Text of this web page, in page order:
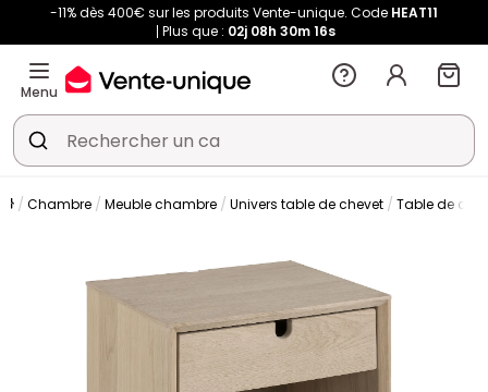
-11% dès 400€ sur les produits Vente-unique. Code HEAT11
Plus que : 02j 08h 30m16s
Menu
Chambre Meuble chambre Univers table de chevet Table de